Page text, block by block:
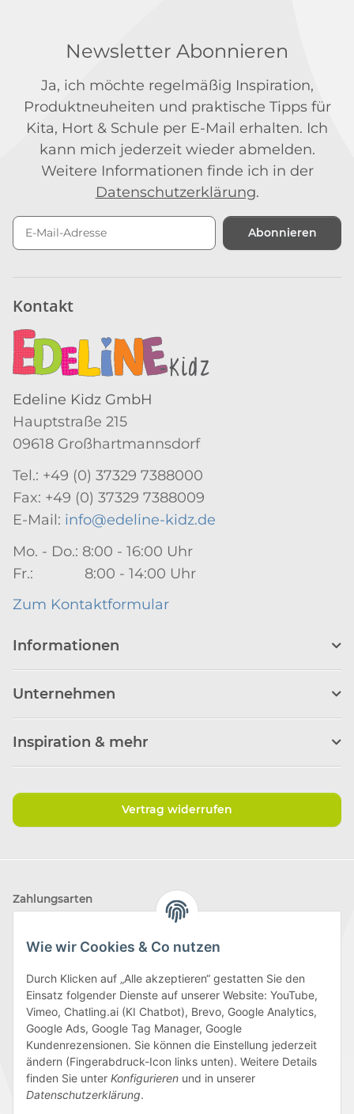
Wie wir Cookies & Co nutzen
Durch Klicken auf „Alle akzeptieren“ gestatten Sie den
Einsatz folgender Dienste auf unserer Website: YouTube,
Vimeo, Chatling.ai (KI Chatbot), Brevo, Google Analytics,
Google Ads, Google Tag Manager, Google
Kundenrezensionen. Sie können die Einstellung jederzeit
ändern (Fingerabdruck-Icon links unten). Weitere Details
finden Sie unter Konfigurieren und in unserer
Datenschutzerklärung.
Newsletter Abonnieren
Ja, ich möchte regelmäßig Inspiration,
Produktneuheiten und praktische Tipps für
Kita, Hort & Schule per E-Mail erhalten. Ich
kann mich jederzeit wieder abmelden.
Weitere Informationen finde ich in der
Datenschutzerklärung.
Abonnieren
Kontakt
Edeline Kidz GmbH
Hauptstraße 215
09618 Großhartmannsdorf
Tel.: +49 (0) 37329 7388000
Fax: +49 (0) 37329 7388009
E-Mail: info@edeline-kidz.de
Mo. - Do.: 8:00 - 16:00 Uhr
Fr.: 8:00 - 14:00 Uhr
Zum Kontaktformular
Informationen
Unternehmen
Inspiration & mehr
Vertrag widerrufen
Zahlungsarten
Wir versenden mit
Folge uns